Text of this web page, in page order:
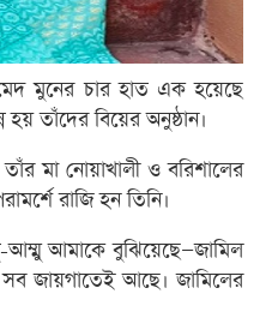
মুনের চার হাত এক হয়েছে
তাঁদের বিয়ের অনুষ্ঠান।
মা নোয়াখালী ও বরিশালের
রাজি হন তিনি।
আম্মু আমাকে বুঝিয়েছে—জামিল
জায়গাতেই আছে। জামিলের